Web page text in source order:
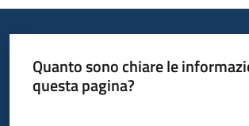
Quanto sono chiare le
questa pagina?